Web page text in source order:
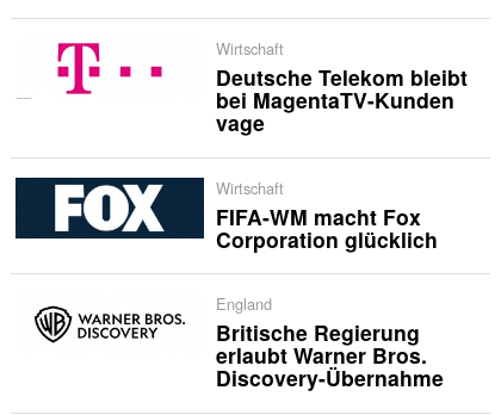
Wirtschaft
Deutsche Telekom bleibt
bei MagentaTV-Kunden
vage
Wirtschaft
FIFA-WM macht Fox
Corporation glücklich
England
Britische Regierung
erlaubt Warner Bros.
Discovery-Übernahme